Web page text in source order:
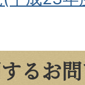
るお